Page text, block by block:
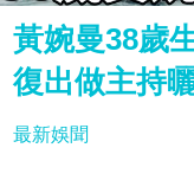
黃婉曼38歲
復出做主持
最新娛聞